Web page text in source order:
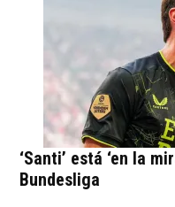
‘Santi’ está ‘en la
Bundesliga